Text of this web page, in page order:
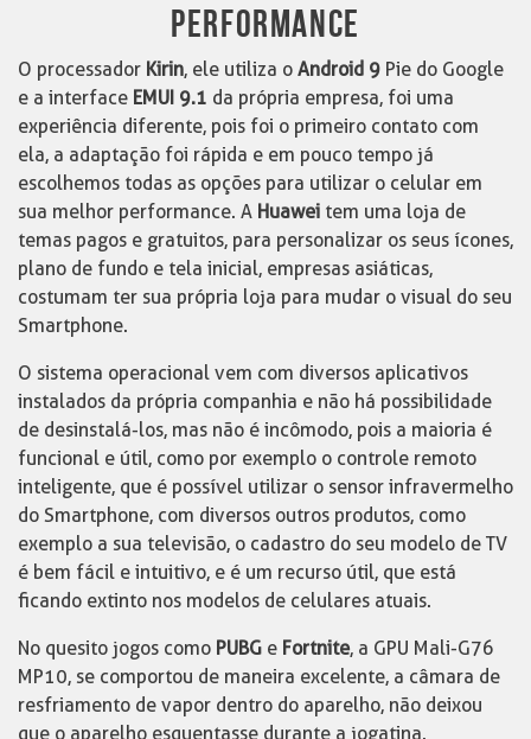
PERFORMANCE
O processador Kirin, ele utiliza o Android 9 Pie do Google
e a interface EMUI 9.1 da própria empresa, foi uma
experiência diferente, pois foi o primeiro contato com
ela, a adaptação foi rápida e em pouco tempo já
escolhemos todas as opções para utilizar o celular em
sua melhor performance. A Huawei tem uma loja de
temas pagos e gratuitos, para personalizar os seus ícones,
plano de fundo e tela inicial, empresas asiáticas,
costumam ter sua própria loja para mudar o visual do seu
Smartphone.
O sistema operacional vem com diversos aplicativos
instalados da própria companhia e não há possibilidade
de desinstalá-los, mas não é incômodo, pois a maioria é
funcional e útil, como por exemplo o controle remoto
inteligente, que é possível utilizar o sensor infravermelho
do Smartphone, com diversos outros produtos, como
exemplo a sua televisão, o cadastro do seu modelo de TV
é bem fácil e intuitivo, e é um recurso útil, que está
ficando extinto nos modelos de celulares atuais.
No quesito jogos como PUBG e Fortnite, a GPU Mali-G76
MP10, se comportou de maneira excelente, a câmara de
resfriamento de vapor dentro do aparelho, não deixou
que o aparelho esquentasse durante a jogatina.